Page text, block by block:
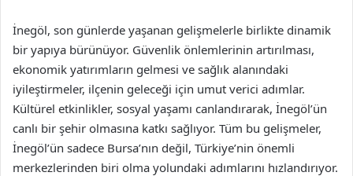
İnegöl, son günlerde yaşanan gelişmelerle birlikte dinamik
bir yapıya bürünüyor. Güvenlik önlemlerinin artırılması,
ekonomik yatırımların gelmesi ve sağlık alanındaki
iyileştirmeler, ilçenin geleceği için umut verici adımlar.
Kültürel etkinlikler, sosyal yaşamı canlandırarak, İnegöl’ün
canlı bir şehir olmasına katkı sağlıyor. Tüm bu gelişmeler,
İnegöl’ün sadece Bursa’nın değil, Türkiye’nin önemli
merkezlerinden biri olma yolundaki adımlarını hızlandırıyor.